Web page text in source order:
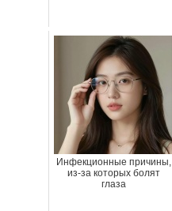
Инфекционные причины,
из-за которых болят
глаза